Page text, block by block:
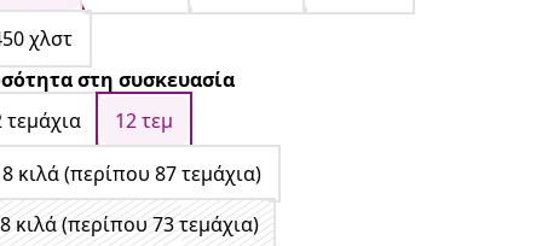
χλστ
στη συσκευασία
τεμάχια
12 τεμ
κιλά (περίπου 87 τεμάχια)
κιλά (περίπου 73 τεμάχια)